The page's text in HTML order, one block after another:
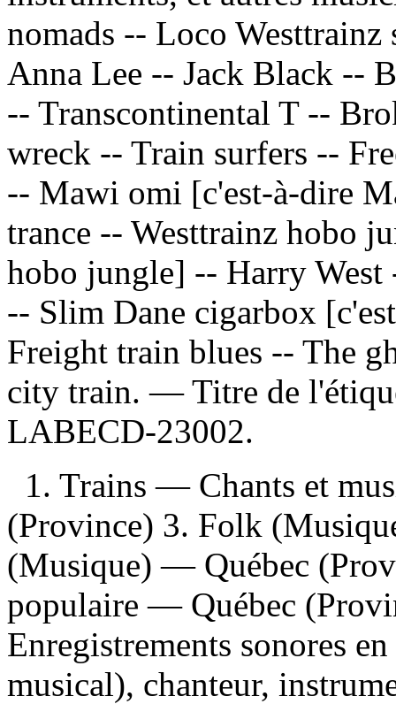
nomads -- Loco
Anna Lee -- Jack Black --
-- Transcontinental T --
wreck -- Train surfers --
-- Mawi omi [c'est-à-dire
trance -- Westtrainz hobo
hobo jungle] -- Harry West
-- Slim Dane cigarbox
Freight train blues -- The
city train. — Titre de
LABECD-23002.
1. Trains — Chants et
(Province) 3. Folk
(Musique) — Québec
populaire — Québec
Enregistrements sonores
musical), chanteur,